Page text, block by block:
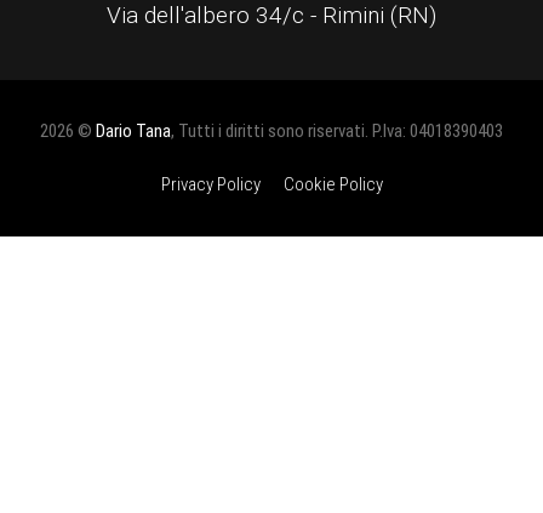
Via dell'albero 34/c - Rimini (RN)
2026 © Dario Tana, Tutti i diritti sono riservati. P.Iva: 04018390403
Privacy Policy Cookie Policy